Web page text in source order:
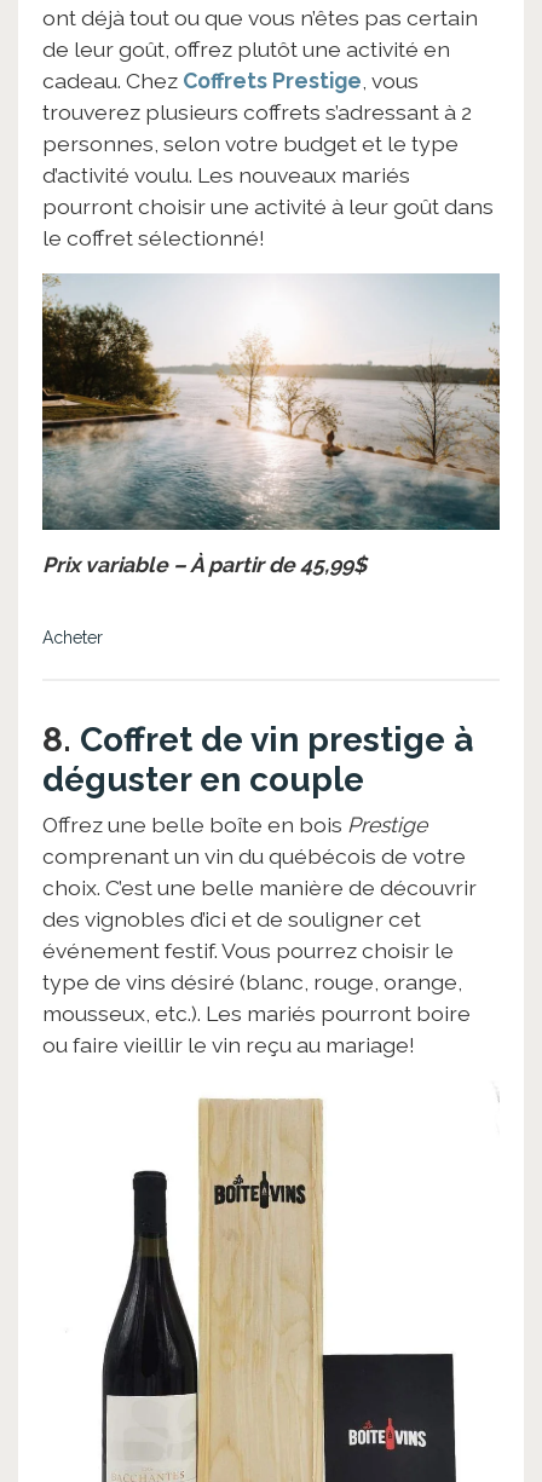
ont déjà tout ou que vous n’êtes pas certain
de leur goût, offrez plutôt une activité en
cadeau. Chez Coffrets Prestige , vous
trouverez plusieurs coffrets s’adressant à 2
personnes, selon votre budget et le type
d’activité voulu. Les nouveaux mariés
pourront choisir une activité à leur goût dans
le coffret sélectionné!
Prix variable – À partir de 45,99$
Acheter
8. Coffret de vin prestige à
déguster en couple
Offrez une belle boîte en bois Prestige
comprenant un vin du québécois de votre
choix. C’est une belle manière de découvrir
des vignobles d’ici et de souligner cet
événement festif. Vous pourrez choisir le
type de vins désiré (blanc, rouge, orange,
mousseux, etc.). Les mariés pourront boire
ou faire vieillir le vin reçu au mariage!